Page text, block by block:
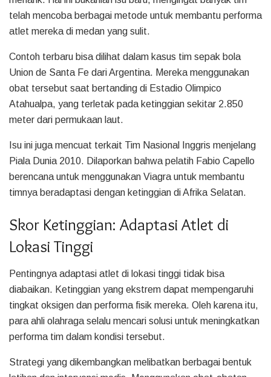
telah mencoba berbagai metode untuk membantu performa
atlet mereka di medan yang sulit.
Contoh terbaru bisa dilihat dalam kasus tim sepak bola
Union de Santa Fe dari Argentina. Mereka menggunakan
obat tersebut saat bertanding di Estadio Olimpico
Atahualpa, yang terletak pada ketinggian sekitar 2.850
meter dari permukaan laut.
Isu ini juga mencuat terkait Tim Nasional Inggris menjelang
Piala Dunia 2010. Dilaporkan bahwa pelatih Fabio Capello
berencana untuk menggunakan Viagra untuk membantu
timnya beradaptasi dengan ketinggian di Afrika Selatan.
Skor Ketinggian: Adaptasi Atlet di
Lokasi Tinggi
Pentingnya adaptasi atlet di lokasi tinggi tidak bisa
diabaikan. Ketinggian yang ekstrem dapat mempengaruhi
tingkat oksigen dan performa fisik mereka. Oleh karena itu,
para ahli olahraga selalu mencari solusi untuk meningkatkan
performa tim dalam kondisi tersebut.
Strategi yang dikembangkan melibatkan berbagai bentuk